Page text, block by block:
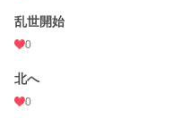
お気に入り
24h.ポイント
文字数
乱世開始
0
北へ
0